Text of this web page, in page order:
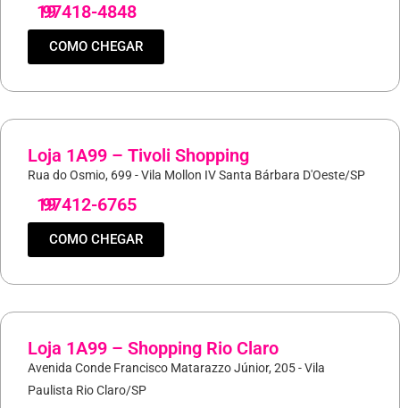
19
97418-4848
COMO CHEGAR
Loja 1A99 – Tivoli Shopping
Rua do Osmio, 699 - Vila Mollon IV Santa Bárbara D'Oeste/SP
19
97412-6765
COMO CHEGAR
Loja 1A99 – Shopping Rio Claro
Avenida Conde Francisco Matarazzo Júnior, 205 - Vila
Paulista Rio Claro/SP